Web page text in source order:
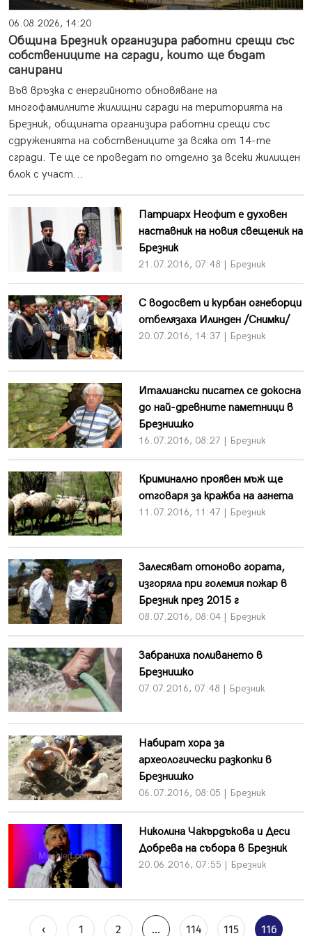
06.08.2026, 14:20
Община Брезник организира работни срещи със
собствениците на сгради, които ще бъдат
санирани
Във връзка с енергийното обновяване на
многофамилните жилищни сгради на територията на
Брезник, общината организира работни срещи със
сдруженията на собствениците за всяка от 14-те
сгради. Те ще се проведат по отделно за всеки жилищен
блок с участ...
Патриарх Неофит е духовен
наставник на новия свещеник на
Брезник
21.07.2016, 07:48 | Брезник
С водосвет и курбан огнеборци
отбелязаха Илинден /Снимки/
20.07.2016, 14:37 | Брезник
Италиански писател се докосна
до най-древните паметници в
Брезнишко
16.07.2016, 08:27 | Брезник
Криминално проявен мъж ще
отговаря за кражба на агнета
11.07.2016, 11:47 | Брезник
Залесяват отоново гората,
изгоряла при големия пожар в
Брезник през 2015 г
08.07.2016, 08:04 | Брезник
Забраниха поливането в
Брезнишко
07.07.2016, 07:48 | Брезник
Набират хора за
археологически разкопки в
Брезнишко
06.07.2016, 08:05 | Брезник
Николина Чакърдъкова и Деси
Добрева на събора в Брезник
20.06.2016, 07:55 | Брезник
‹ 1 2 ... 114 115 116